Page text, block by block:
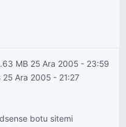
MB 25 Ara 2005 - 23:59
Ara 2005 - 21:27
botu sitemi